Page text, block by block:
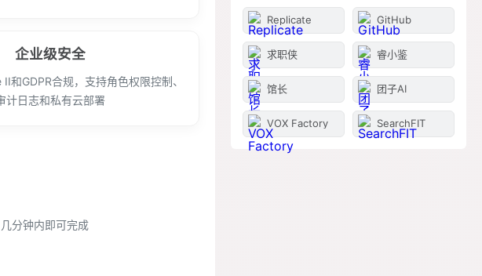
企业级安全
和GDPR合规，支持角色权限控制、
计日志和私有云部署
分钟内即可完成
Replicate GitHub
求职侠 睿小鉴
馆长 团子AI
VOX Factory SearchFIT